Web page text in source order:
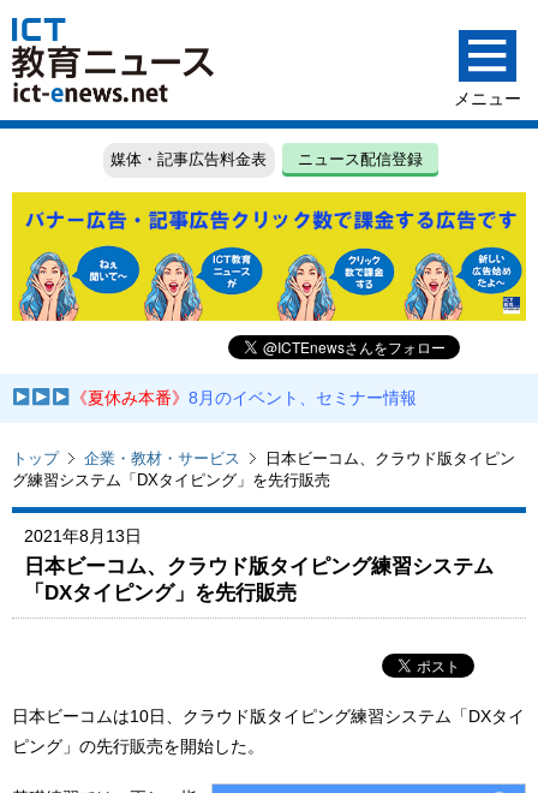
媒体・記事広告料金表 ニュース配信登録
《夏休み本番》8月のイベント、セミナー情報
トップ 企業・教材・サービス
日本ビーコム、クラウド版タイピン
グ練習システム「DXタイピング」を先行販売
2021年8月13日
日本ビーコム、クラウド版タイピング練習システム
「DXタイピング」を先行販売
日本ビーコムは10日、クラウド版タイピング練習システム「DXタイ
ピング」の先行販売を開始した。